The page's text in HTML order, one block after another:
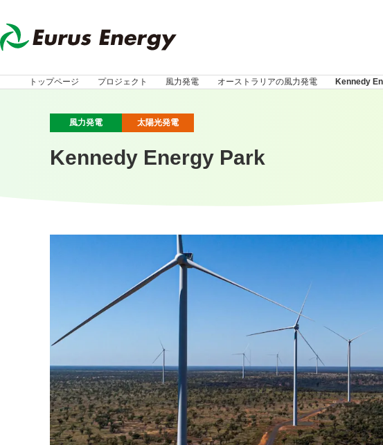
トップページ プロジェクト 風力発電 オーストラリアの風力発電 Kennedy
風力発電 太陽光発電
Kennedy Energy Park